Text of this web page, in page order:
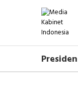
Presiden